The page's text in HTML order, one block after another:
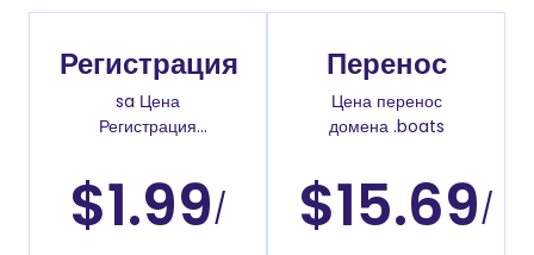
Регистрация
sa Цена
Регистрация
$1.99/
Перенос
Цена перенос
домена .boats
$15.69/